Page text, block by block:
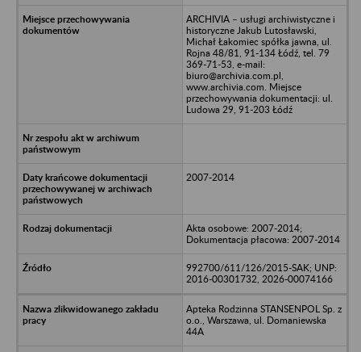
ARCHIVIA – usługi archiwistyczne i
historyczne Jakub Lutosławski,
Michał Łakomiec spółka jawna, ul.
Rojna 48/81, 91-134 Łódź, tel. 79
369-71-53, e-mail:
biuro@archivia.com.pl,
www.archivia.com. Miejsce
przechowywania dokumentacji: ul.
Ludowa 29, 91-203 Łódź
2007-2014
Akta osobowe: 2007-2014;
Dokumentacja płacowa: 2007-2014
992700/611/126/2015-SAK; UNP:
2016-00301732, 2026-00074166
Apteka Rodzinna STANSENPOL Sp. z
o.o., Warszawa, ul. Domaniewska
44A